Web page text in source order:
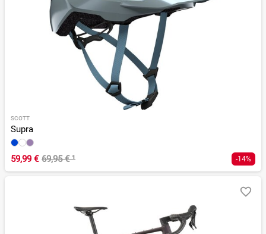
SCOTT
Supra
59,99 € 69,95 €¹ -14%